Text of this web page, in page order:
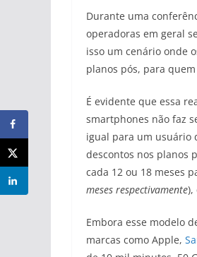
Durante uma
operadoras em geral
isso um cenário onde
planos pós, para
É evidente que essa
smartphones não faz
igual para um usuário
descontos nos planos
cada 12 ou 18 meses
meses respectivamente),
Embora esse modelo
marcas como Apple,